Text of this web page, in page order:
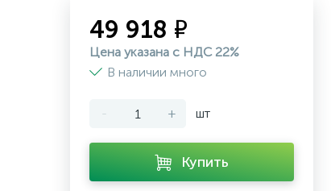
49 918 ₽
Цена указана с НДС 22%
В наличии много
- + шт
Купить